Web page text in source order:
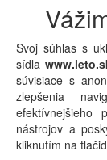
Hotel:
Hviezdičky:
Termín:
Strava:
Orientačná
Doprava:
Typ pobytu:
Svoj súhlas s
sídla
súvisiace s
zlepšenia
efektívnejšieho
nástrojov a
kliknutím na